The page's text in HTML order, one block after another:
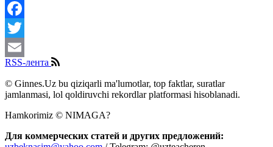
Share
Facebook
Twitter
Email
RSS-лента
© Ginnes.Uz bu qiziqarli ma'lumotlar, top faktlar, suratlar
jamlanmasi, lol qoldiruvchi rekordlar platformasi hisoblanadi.
Hamkorimiz © NIMAGA?
Для коммерческих статей и других предложений: